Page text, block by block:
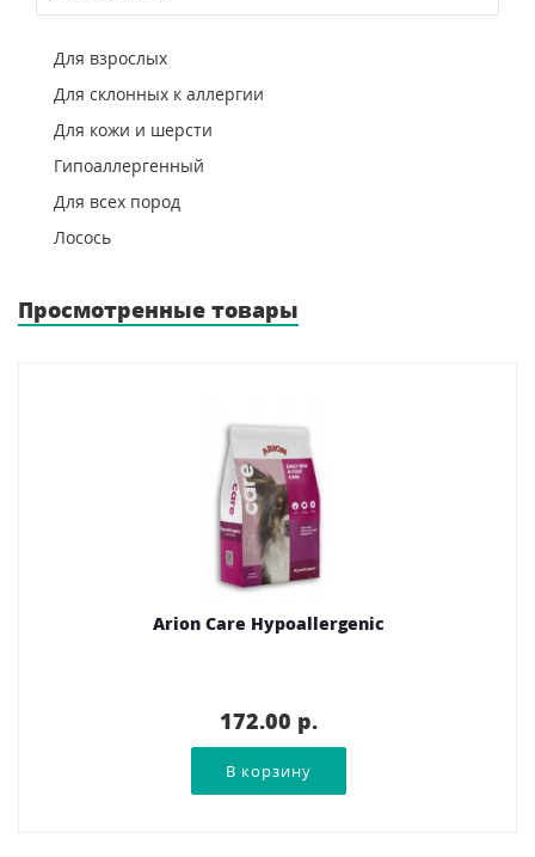
Для взрослых
Для склонных к аллергии
Для кожи и шерсти
Гипоаллергенный
Для всех пород
Лосось
Просмотренные товары
Arion Care Hypoallergenic
172.00 p.